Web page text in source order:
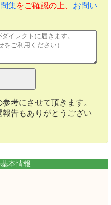
集をご確認の上、 お問い
考にさせて頂きます。
告もありがとうござい
本情報